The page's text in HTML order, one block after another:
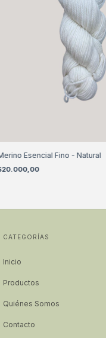
Esencial Fino - Natural
CATEGORÍAS
Inicio
Productos
Quiénes Somos
Contacto